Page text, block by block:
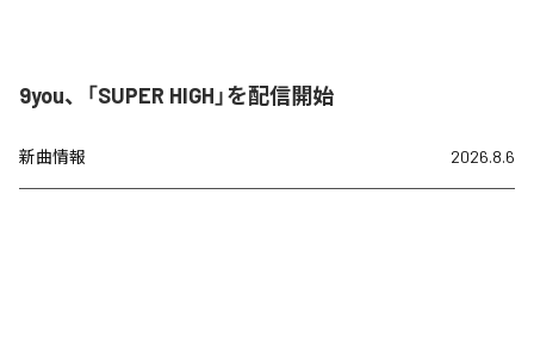
9you、「SUPER HIGH」を配信開始
新曲情報 2026.8.6